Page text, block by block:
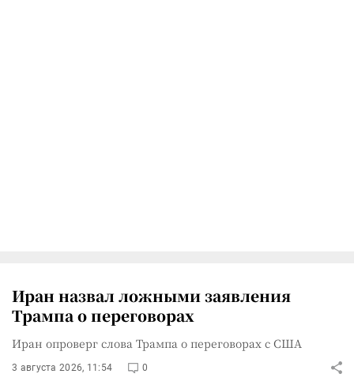
Иран назвал ложными заявления
Трампа о переговорах
Иран опроверг слова Трампа о переговорах с США
3 августа 2026, 11:54 0